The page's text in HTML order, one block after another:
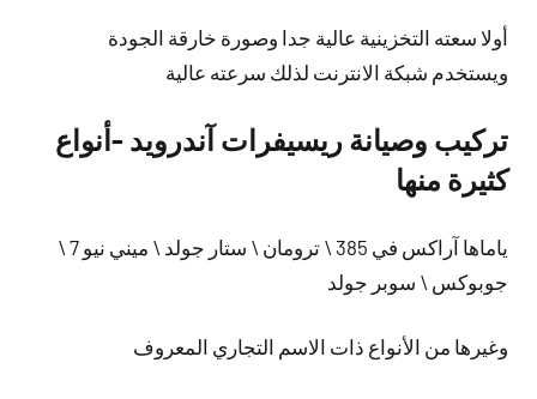
أولا سعته التخزينية عالية جدا وصورة خارقة الجودة
ويستخدم شبكة الانترنت لذلك سرعته عالية
تركيب وصيانة ريسيفرات آندرويد -أنواع
كثيرة منها
ياماها آراكس في 385 \ ترومان \ ستار جولد \ ميني نيو 7 \
جوبوكس \ سوبر جولد
وغيرها من الأنواع ذات الاسم التجاري المعروف